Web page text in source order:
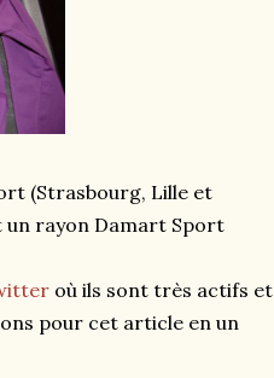
(Strasbourg, Lille et
un rayon Damart Sport
où ils sont très actifs et
pour cet article en un